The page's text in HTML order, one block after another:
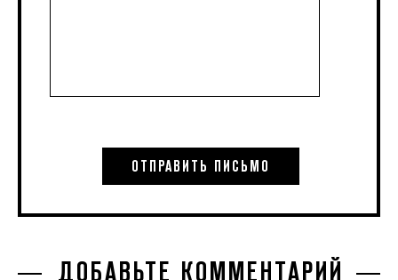
ДОБАВЬТЕ КОММЕНТАРИЙ